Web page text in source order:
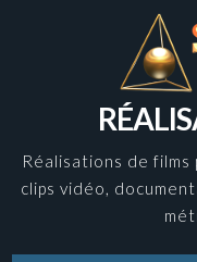
Réalisations de
clips vidéo,